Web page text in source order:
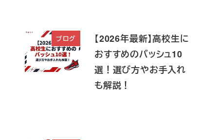
ブログ
【2026年最新】高校生に
おすすめのバッシュ10
選！選び方やお手入れ
も解説！